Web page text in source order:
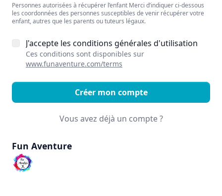
Personnes autorisées à récupérer l’enfant Merci d’indiquer ci-dessous
les coordonnées des personnes susceptibles de venir récupérer votre
enfant, autres que les parents ou tuteurs légaux.
J'accepte les conditions générales d'utilisation
Ces conditions sont disponibles sur
www.funaventure.com/terms
Créer mon compte
Vous avez déjà un compte ?
Fun Aventure